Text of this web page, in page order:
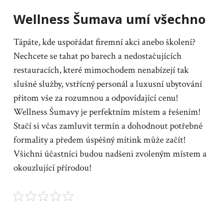
Wellness Šumava umí všechno
Tápáte, kde uspořádat firemní akci anebo školení?
Nechcete se tahat po barech a nedostačujících
restauracích, které mimochodem nenabízejí tak
slušné služby, vstřícný personál a luxusní ubytování
přitom vše za rozumnou a odpovídající cenu!
Wellness Šumavyje perfektním místem a řešením!
Stačí si včas zamluvit termín a dohodnout potřebné
formality a předem úspěšný mítink může začít!
Všichni účastníci budou nadšeni zvoleným místem a
okouzlující přírodou!